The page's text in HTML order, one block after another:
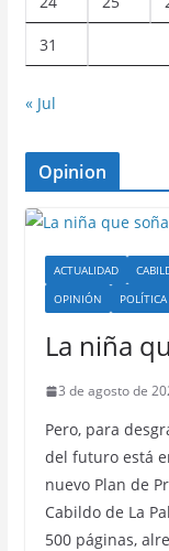
31
« Jul
Opinion
ACTUALIDAD
OPINIÓN
POLÍTICA
La niña
3 de agosto de
Pero, para
del futuro está
nuevo Plan de
Cabildo de La
500 páginas,